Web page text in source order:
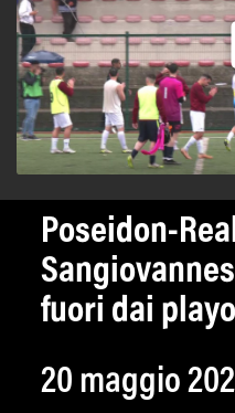
Poseidon-
fuori dai
20 maggio